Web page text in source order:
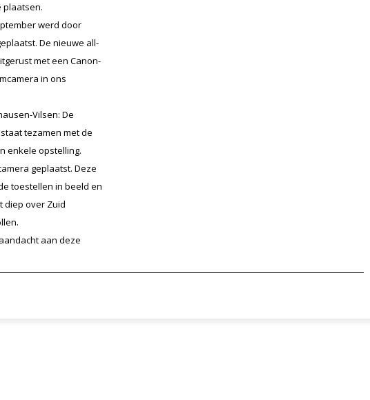
plaatsen.
werd door
De nieuwe all-
met een Canon-
in ons
Vilsen: De
tezamen met de
enkele opstelling.
geplaatst. Deze
toestellen in beeld en
diep over Zuid
aan deze